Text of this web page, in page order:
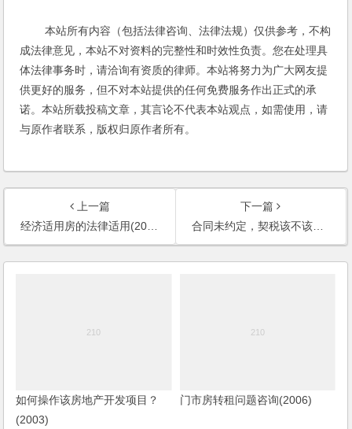
本站所有内容（包括法律咨询、法律法规）仅供参考，不构
成法律意见，本站不对资料的完整性和时效性负责。您在处理具
体法律事务时，请洽询有资质的律师。本站将努力为广大网友提
供更好的服务，但不对本站提供的任何免费服务作出正式的承
诺。本站所载投稿文章，其言论不代表本站观点，如需使用，请
与原作者联系，版权归原作者所有。
上一篇
经济适用房的法律适用(2002)
下一篇
合同未约定，契税该不该交？(2002)
如何操作该房地产开发项目？
(2003)
门市房转租问题咨询(2006)